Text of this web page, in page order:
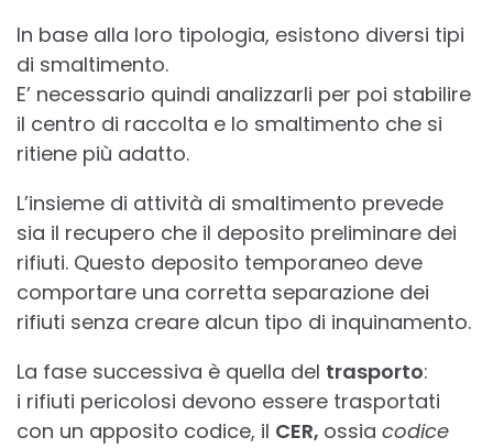
In base alla loro tipologia, esistono diversi tipi
di smaltimento.
E’ necessario quindi analizzarli per poi stabilire
il centro di raccolta e lo smaltimento che si
ritiene più adatto.
L’insieme di attività di smaltimento prevede
sia il recupero che il deposito preliminare dei
rifiuti. Questo deposito temporaneo deve
comportare una corretta separazione dei
rifiuti senza creare alcun tipo di inquinamento.
La fase successiva è quella del trasporto:
i rifiuti pericolosi devono essere trasportati
con un apposito codice, il CER, ossia codice